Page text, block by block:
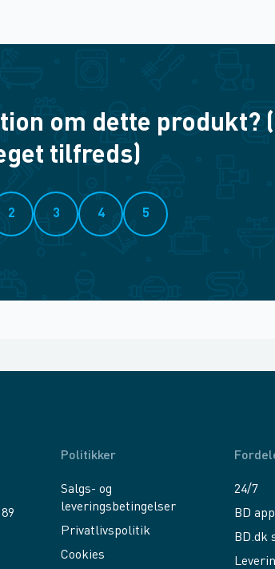
om dette produkt?
tilfreds)
2 3 4 5
Politikker
Salgs- og
leveringsbetingelser
Privatlivspolitik
Cookies
24/7
BD app
BD.dk